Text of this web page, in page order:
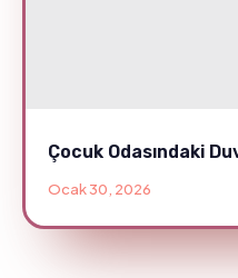
Çocuk Odasındaki
Ocak 30, 2026